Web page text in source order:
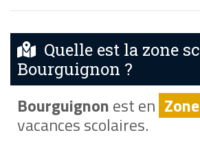
Quelle est la zone
Bourguignon ?
Bourguignonest en
vacances scolaires.